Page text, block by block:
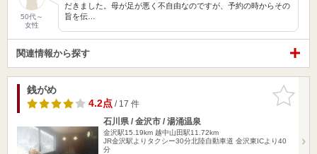
50代～
女性
だきました。母が足が悪く不自由なのですが、予約の時からその
旨を伝…
関連情報から探す
お気に入
りに追加
銭がめ
4.2点/ 17 件
石川県 / 金沢市 / 湯涌温泉
金沢駅15.19km 越中山田駅11.72km
JR金沢駅よりタクシー30分北陸自動車道 金沢東ICより40
分